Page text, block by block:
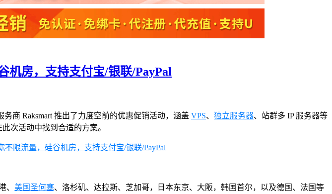
机房，支持支付宝/银联/PayPal
务商 Raksmart 推出了力度空前的优惠促销活动，涵盖 VPS、 独立服务器、站群多 IP 服务器等
次活动中找到合适的方案。
、 美国圣何塞、洛杉矶、达拉斯、芝加哥，日本东京、大阪，韩国首尔，以及德国、法国等